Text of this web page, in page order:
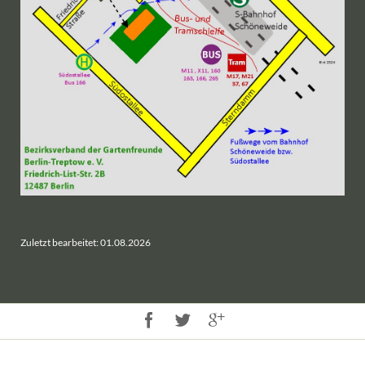
Zuletzt bearbeitet: 01.08.2026